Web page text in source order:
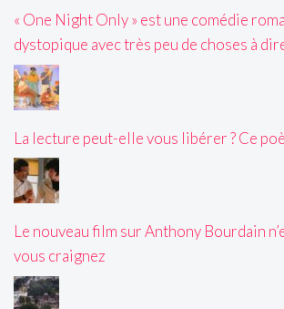
« One Night Only » est une comédie
dystopique avec très peu de choses à
La lecture peut-elle vous libérer ? Ce
Le nouveau film sur Anthony Bourdain
vous craignez